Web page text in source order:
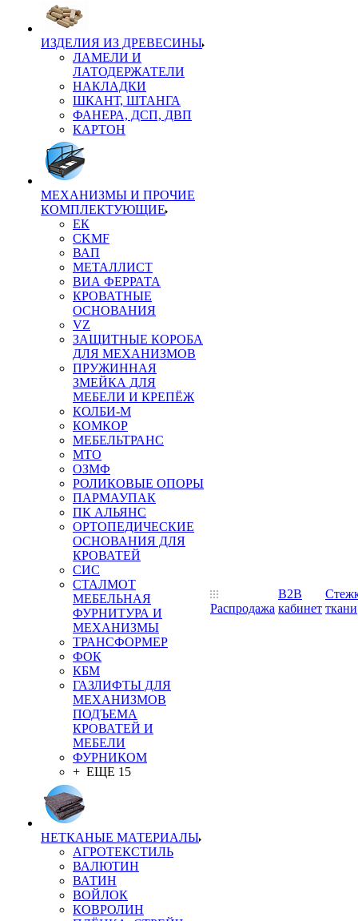
ИЗДЕЛИЯ ИЗ ДРЕВЕСИНЫ
ЛАМЕЛИ И
ЛАТОДЕРЖАТЕЛИ
НАКЛАДКИ
ШКАНТ, ШТАНГА
ФАНЕРА, ДСП, ДВП
КАРТОН
МЕХАНИЗМЫ И ПРОЧИЕ
КОМПЛЕКТУЮЩИЕ
ЕК
CKMF
ВАП
МЕТАЛЛИСТ
ВИА ФЕРРАТА
КРОВАТНЫЕ
ОСНОВАНИЯ
VZ
ЗАЩИТНЫЕ КОРОБА
ДЛЯ МЕХАНИЗМОВ
ПРУЖИННАЯ
ЗМЕЙКА ДЛЯ
МЕБЕЛИ И КРЕПЁЖ
КОЛБИ-М
КОМКОР
МЕБЕЛЬТРАНС
MTO
ОЗМФ
РОЛИКОВЫЕ ОПОРЫ
ПАРМАУПАК
ПК АЛЬЯНС
ОРТОПЕДИЧЕСКИЕ
ОСНОВАНИЯ ДЛЯ
КРОВАТЕЙ
СИС
СТАЛМОТ
МЕБЕЛЬНАЯ
ФУРНИТУРА И
МЕХАНИЗМЫ
ТРАНСФОРМЕР
ФОК
КБМ
ГАЗЛИФТЫ ДЛЯ
МЕХАНИЗМОВ
ПОДЪЕМА
КРОВАТЕЙ И
МЕБЕЛИ
ФУРНИКОМ
+ ЕЩЕ 15
НЕТКАНЫЕ МАТЕРИАЛЫ
АГРОТЕКСТИЛЬ
ВАЛЮТИН
ВАТИН
ВОЙЛОК
КОВРОЛИН
Распродажа
B2B
кабинет ткани